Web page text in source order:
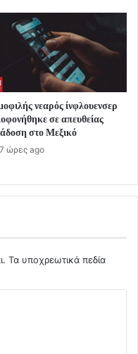
νεαρός ίνφλουενσερ
σε απευθείας
στο Μεξικό
ώρες ago
Τα υποχρεωτικά πεδία